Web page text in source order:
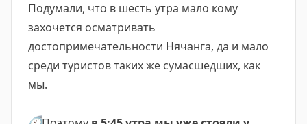
Подумали, что в шесть утра мало кому
захочется осматривать
достопримечательности Нячанга, да и мало
среди туристов таких же сумасшедших, как
мы.